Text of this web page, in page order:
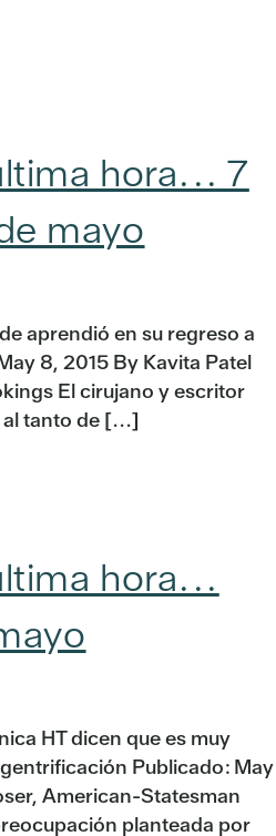
hora... 7
mayo
aprendió en su regreso a
8, 2015 By Kavita Patel
El cirujano y escritor
tanto de [...]
hora...
HT dicen que es muy
Publicado: May
American-Statesman
planteada por